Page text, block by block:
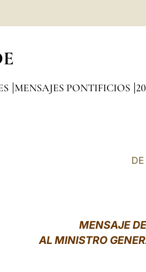
MENSAJES PONTIFICIOS
DE
MENSAJE
AL MINISTRO